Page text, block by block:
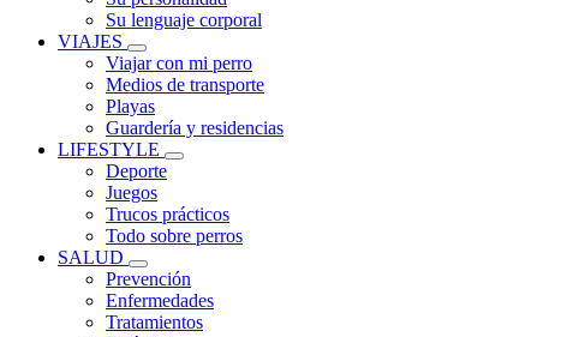
Su lenguaje corporal
VIAJES
Viajar con mi perro
Medios de transporte
Playas
Guardería y residencias
LIFESTYLE
Deporte
Juegos
Trucos prácticos
Todo sobre perros
SALUD
Prevención
Enfermedades
Tratamientos